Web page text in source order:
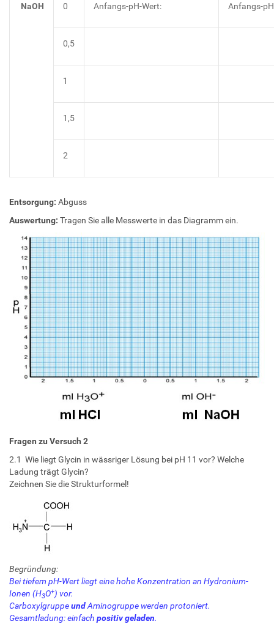
NaOH 0 Anfangs-pH-Wert: Anfangs-
0,5
1
1,5
2
Entsorgung: Abguss
Auswertung: Tragen Sie alle Messwerte in das Diagramm ein.
Fragen zu Versuch 2
2.1 Wie liegt Glycin in wässriger Lösung bei pH 11 vor? Welche
Ladung trägt Glycin?
Zeichnen Sie die Strukturformel!
Begründung:
Bei tiefem pH-Wert liegt eine hohe Konzentration an Hydronium-
Ionen (H3O+) vor.
CarboxylgruppeundAminogruppe werden protoniert.
Gesamtladung: einfach positiv geladen.